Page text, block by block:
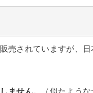
売されていますが、